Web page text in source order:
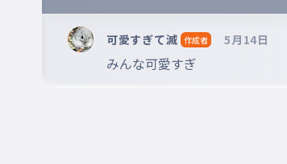
※コメントするには、ログインが必要です。
可愛すぎて滅 作成者 5月14日
みんな可愛すぎ